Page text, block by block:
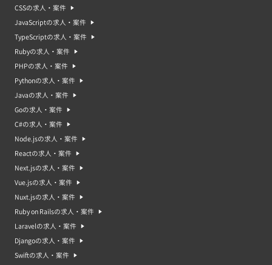
CSSの求人・案件
JavaScriptの求人・案件
TypeScriptの求人・案件
Rubyの求人・案件
PHPの求人・案件
Pythonの求人・案件
Javaの求人・案件
Goの求人・案件
C#の求人・案件
Node.jsの求人・案件
Reactの求人・案件
Next.jsの求人・案件
Vue.jsの求人・案件
Nuxt.jsの求人・案件
Ruby on Railsの求人・案件
Laravelの求人・案件
Djangoの求人・案件
Swiftの求人・案件